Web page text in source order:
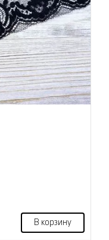
В корзину